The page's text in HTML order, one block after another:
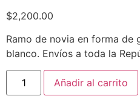
$2,200.00
Ramo de novia en forma de
blanco. Envíos a toda la
Añadir al carrito